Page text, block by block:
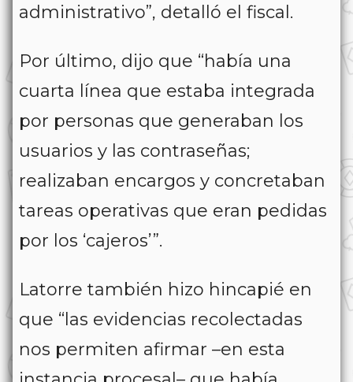
administrativo”, detalló el fiscal.
Por último, dijo que “había una
cuarta línea que estaba integrada
por personas que generaban los
usuarios y las contraseñas;
realizaban encargos y concretaban
tareas operativas que eran pedidas
por los ‘cajeros’”.
Latorre también hizo hincapié en
que “las evidencias recolectadas
nos permiten afirmar –en esta